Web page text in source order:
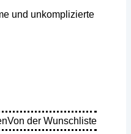
und unkomplizierte
Von der Wunschliste